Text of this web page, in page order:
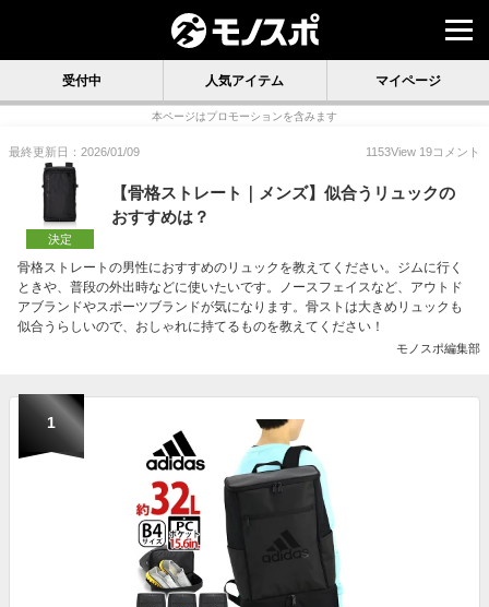
受付中 人気アイテム マイページ
本ページはプロモーションを含みます
最終更新日：2026/01/09 1153View 19コメント
決定
【骨格ストレート｜メンズ】似合うリュックの
おすすめは？
骨格ストレートの男性におすすめのリュックを教えてください。ジムに行く
ときや、普段の外出時などに使いたいです。ノースフェイスなど、アウトド
アブランドやスポーツブランドが気になります。骨ストは大きめリュックも
似合うらしいので、おしゃれに持てるものを教えてください！
モノスポ編集部
1